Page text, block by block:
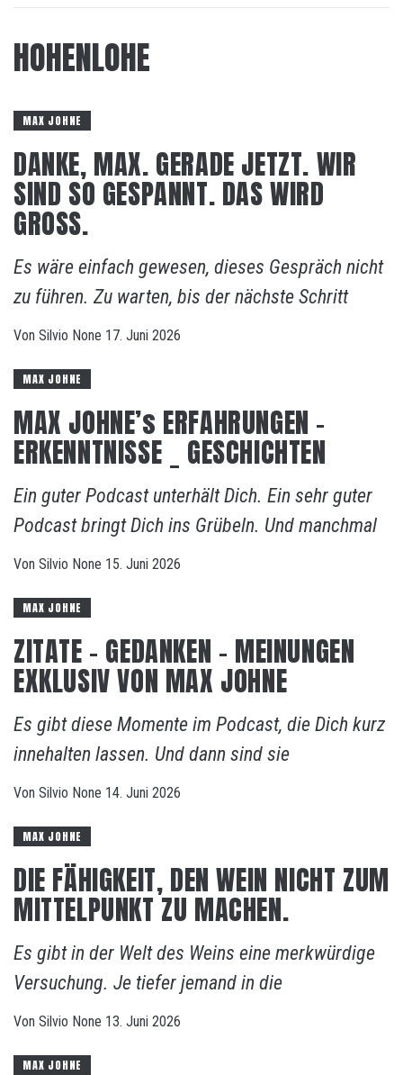
HOHENLOHE
MAX JOHNE
DANKE, MAX. GERADE JETZT. WIR
SIND SO GESPANNT. DAS WIRD
GROSS.
Es wäre einfach gewesen, dieses Gespräch nicht
zu führen. Zu warten, bis der nächste Schritt
Von Silvio None 17. Juni 2026
MAX JOHNE
MAX JOHNE’s ERFAHRUNGEN –
ERKENNTNISSE _ GESCHICHTEN
Ein guter Podcast unterhält Dich. Ein sehr guter
Podcast bringt Dich ins Grübeln. Und manchmal
Von Silvio None 15. Juni 2026
MAX JOHNE
ZITATE – GEDANKEN – MEINUNGEN
EXKLUSIV VON MAX JOHNE
Es gibt diese Momente im Podcast, die Dich kurz
innehalten lassen. Und dann sind sie
Von Silvio None 14. Juni 2026
MAX JOHNE
DIE FÄHIGKEIT, DEN WEIN NICHT ZUM
MITTELPUNKT ZU MACHEN.
Es gibt in der Welt des Weins eine merkwürdige
Versuchung. Je tiefer jemand in die
Von Silvio None 13. Juni 2026
MAX JOHNE